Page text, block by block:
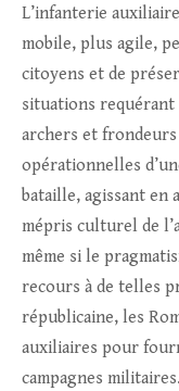
L’infanterie
mobile, plus agile,
citoyens et de
situations requérant
archers et
opérationnelles
bataille, agissant en
mépris culturel de
même si le
recours à de telles
républicaine, les
auxiliaires pour
campagnes